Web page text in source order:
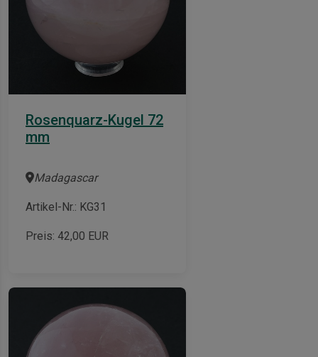
Rosenquarz-Kugel 72
mm
Madagascar
Artikel-Nr.: KG31
Preis: 42,00 EUR